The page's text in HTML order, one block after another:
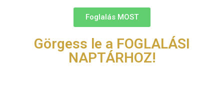
Foglalás MOST
Görgess le a FOGLALÁSI
NAPTÁRHOZ!